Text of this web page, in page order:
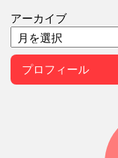
アーカイブ
プロフィール